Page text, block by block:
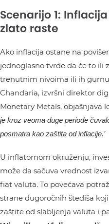
Scenarijo 1:
zlato raste
Ako inflacija ostane na
jednoglasno tvrde da će to ili
trenutnim nivoima ili ih
Chandaria, izvršni direktor
Monetary Metals, objašnjava
je kroz veoma duge periode
posmatra kao zaštita od inflacije.’
U inflatornom okruženju,
može da sačuva vrednost
fiat valuta. To povećava
strane dugoročnih štediša
zaštite od slabljenja valuta i